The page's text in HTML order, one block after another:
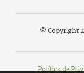
© Copyright
Política de